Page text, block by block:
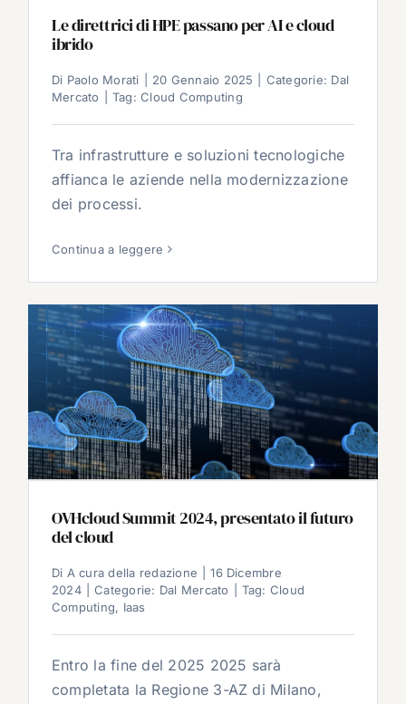
Le direttrici di HPE passano per AI e cloud
ibrido
Di Paolo Morati 20 Gennaio 2025 Categorie: Dal
Mercato
Tag:Cloud Computing
Tra infrastrutture e soluzioni tecnologiche
affianca le aziende nella modernizzazione
dei processi.
Continua a leggere
OVHcloud Summit 2024, presentato il futuro
del cloud
Di A cura della redazione
16 Dicembre
2024
Categorie: Dal Mercato Tag: Cloud
Computing, Iaas
Entro la fine del 2025 2025 sarà
completata la Regione 3-AZ di Milano,